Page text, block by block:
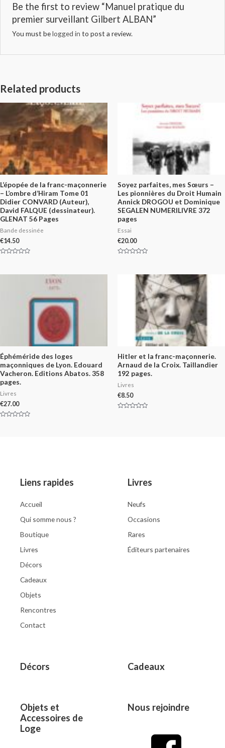
Be the first to review “Manuel pratique du
premier surveillant Gilbert ALBAN”
You must belogged in to post a review.
Related products
L’épopée de la franc-maçonnerie
– L’ombre d’Hiram Tome 01
Didier CONVARD (Auteur),
David FALQUE (dessinateur).
GLENAT 56 Pages
Bande dessinée
€14.50
of
Soyez parfaites, mes Sœurs –
Les pionnières du Droit Humain
Annick DROGOU et Dominique
SEGALEN NUMERILIVRE 372
pages
Essai
€20.00
Éphéméride des loges
maçonniques de Lyon. Edouard
Vacheron. Editions Abatos. 358
pages.
Livres
€27.00
Hitler et la franc-maçonnerie.
Arnaud de la Croix. Taillandier
192 pages.
Livres
€8.50
Liens rapides
Accueil
Qui somme nous ?
Boutique
Livres
Décors
Cadeaux
Objets
Rencontres
Contact
Livres
Neufs
Occasions
Rares
Éditeurs partenaires
Décors Cadeaux
Objets et
Accessoires de
Loge
Nous rejoindre